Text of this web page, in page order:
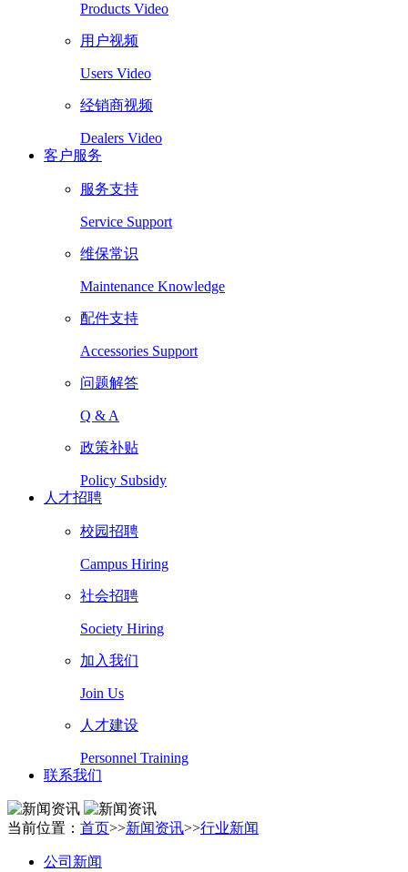
Products Video
用户视频
Users Video
经销商视频
Dealers Video
客户服务
服务支持
Service Support
维保常识
Maintenance Knowledge
配件支持
Accessories Support
问题解答
Q & A
政策补贴
Policy Subsidy
人才招聘
校园招聘
Campus Hiring
社会招聘
Society Hiring
加入我们
Join Us
人才建设
Personnel Training
联系我们
当前位置： 首页>>新闻资讯>>行业新闻
公司新闻